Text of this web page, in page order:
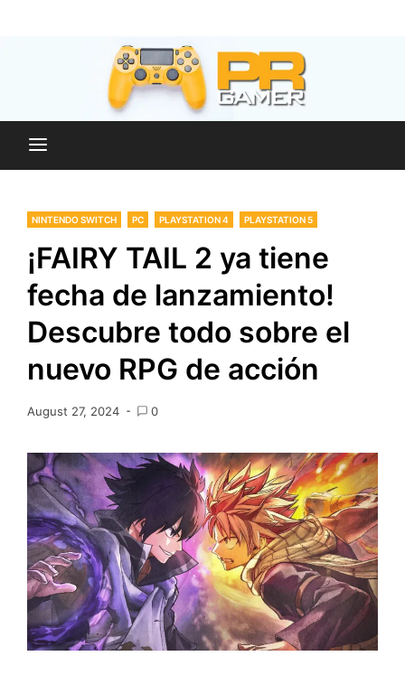
PR-Gamer
películas y series
NINTENDO SWITCH PC PLAYSTATION 4 PLAYSTATION 5
¡FAIRY TAIL 2 ya tiene
fecha de lanzamiento!
Descubre todo sobre el
nuevo RPG de acción
August 27, 2024 0